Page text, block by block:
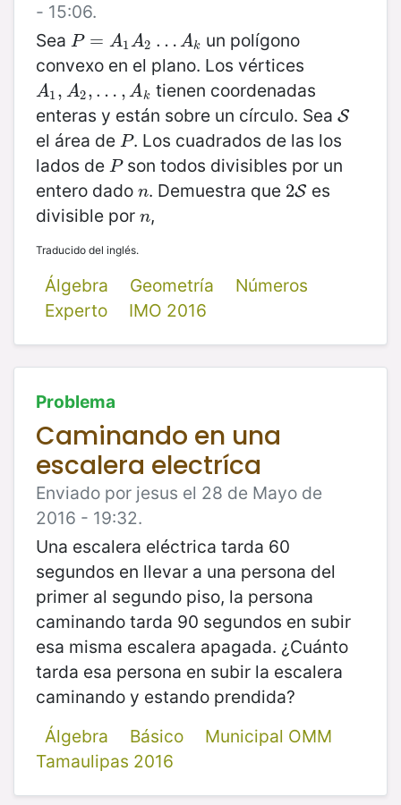
- 15:06.
Sea P = A1A2 … Ak
P=A 1A2…A k
un polígono
convexo en el plano. Los vértices
A1, A2, … , Ak
A1 A2,… Ak
tienen coordenadas
enteras y están sobre un círculo. Sea S
S
el área de P
P. Los cuadrados de las los
lados de P
Pson todos divisibles por un
entero dado n
n. Demuestra que 2S
2S es
divisible por n
n,
Traducido del inglés.
Álgebra Geometría
Números
Experto
IMO 2016
Problema
Caminando en una
escalera electríca
Enviado por jesus el 28 de Mayo de
2016 - 19:32.
Una escalera eléctrica tarda 60
segundos en llevar a una persona del
primer al segundo piso, la persona
caminando tarda 90 segundos en subir
esa misma escalera apagada. ¿Cuánto
tarda esa persona en subir la escalera
caminando y estando prendida?
Álgebra
Básico
Municipal OMM
Tamaulipas 2016